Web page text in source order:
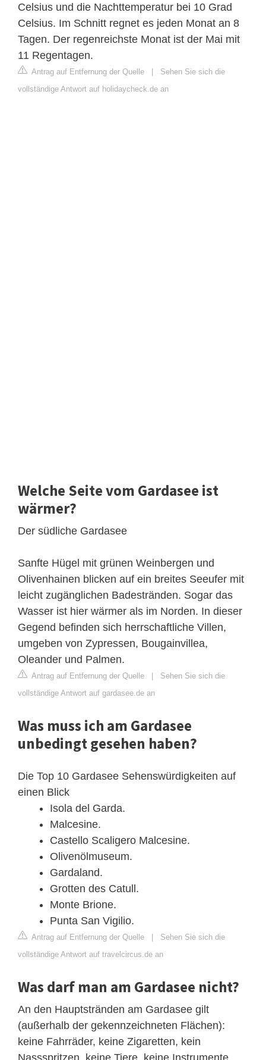
Celsius und die Nachttemperatur bei 10 Grad
Celsius. Im Schnitt regnet es jeden Monat an 8
Tagen. Der regenreichste Monat ist der Mai mit
11 Regentagen.
Antrag auf Entfernung der Quelle | Sehen Sie sich die
vollständige Antwort auf holidaycheck.de an
Welche Seite vom Gardasee ist
wärmer?
Der südliche Gardasee
Sanfte Hügel mit grünen Weinbergen und
Olivenhainen blicken auf ein breites Seeufer mit
leicht zugänglichen Badestränden. Sogar das
Wasser ist hier wärmer als im Norden. In dieser
Gegend befinden sich herrschaftliche Villen,
umgeben von Zypressen, Bougainvillea,
Oleander und Palmen.
Antrag auf Entfernung der Quelle | Sehen Sie sich die
vollständige Antwort auf gardasee.de an
Was muss ich am Gardasee
unbedingt gesehen haben?
Die Top 10 Gardasee Sehenswürdigkeiten auf
einen Blick
Isola del Garda.
Malcesine.
Castello Scaligero Malcesine.
Olivenölmuseum.
Gardaland.
Grotten des Catull.
Monte Brione.
Punta San Vigilio.
Antrag auf Entfernung der Quelle | Sehen Sie sich die
vollständige Antwort auf travelcircus.de an
Was darf man am Gardasee nicht?
An den Hauptstränden am Gardasee gilt
(außerhalb der gekennzeichneten Flächen):
keine Fahrräder, keine Zigaretten, kein
Nassspritzen, keine Tiere, keine Instrumente,